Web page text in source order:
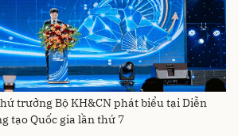
trưởng Bộ KH&CN phát biểu tại Diễn
tạo Quốc gia lần thứ 7